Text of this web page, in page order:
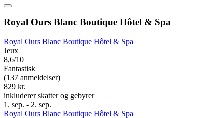
Royal Ours Blanc Boutique Hôtel & Spa
Royal Ours Blanc Boutique Hôtel & Spa
Jeux
8,6/10
Fantastisk
(137 anmeldelser)
829 kr.
inkluderer skatter og gebyrer
1. sep. - 2. sep.
Royal Ours Blanc Boutique Hôtel & Spa